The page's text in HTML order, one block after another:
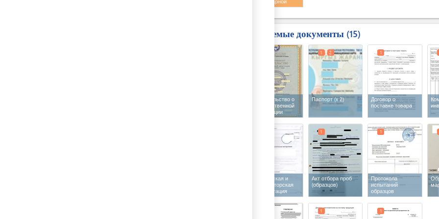
продукции
Требуемые документы 15
Свидетельство о
государственной
регистрации
Паспорт(x 2)
1 2
Договор о
поставке товара
1
Техническая и
конструкторская
документация
Акт отбора проб
(образцов)
1
Протокола
испытаний
образцов
продукции
1
1 1